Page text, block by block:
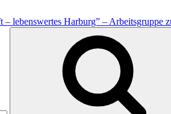
– lebenswertes Harburg” –